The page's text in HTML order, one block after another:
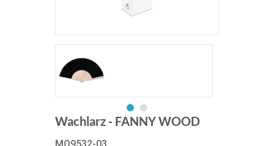
Wachlarz - FANNY WOOD